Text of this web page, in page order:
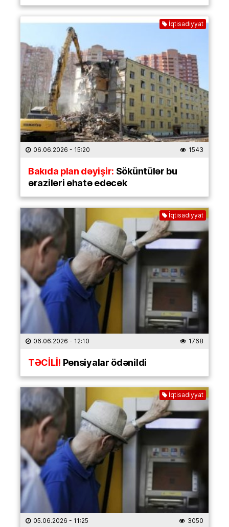
İqtisadiyyat
06.06.2026 - 15:20 1543
Bakıda plan dəyişir: Söküntülər bu
əraziləri əhatə edəcək
İqtisadiyyat
06.06.2026 - 12:10 1768
TƏCİLİ! Pensiyalar ödənildi
İqtisadiyyat
05.06.2026 - 11:25 3050